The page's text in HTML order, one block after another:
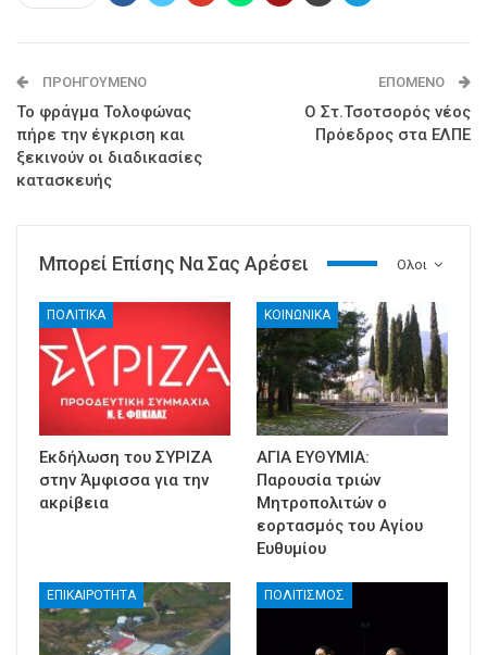
ΠΡΟΗΓΟΎΜΕΝΟ
Το φράγμα Τολοφώνας
πήρε την έγκριση και
ξεκινούν οι διαδικασίες
κατασκευής
ΕΠΌΜΕΝΟ
Ο Στ.Τσοτσορός νέος
Πρόεδρος στα ΕΛΠΕ
Ολοι
Μπορεί Επίσης Να Σας Αρέσει
ΠΟΛΙΤΙΚΑ
Εκδήλωση του ΣΥΡΙΖΑ
στην Άμφισσα για την
ακρίβεια
ΚΟΙΝΩΝΙΚΑ
ΑΓΙΑ ΕΥΘΥΜΙΑ:
Παρουσία τριών
Μητροπολιτών ο
εορτασμός του Αγίου
Ευθυμίου
ΕΠΙΚΑΙΡΟΤΗΤΑ ΠΟΛΙΤΙΣΜΟΣ